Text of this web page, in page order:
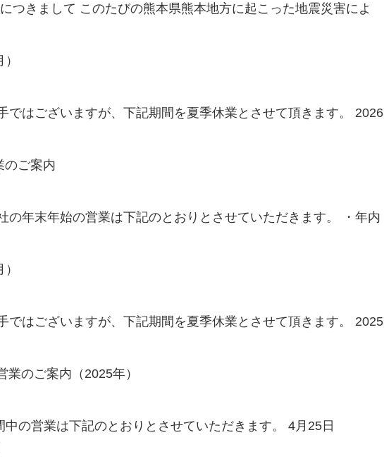
つきまして このたびの熊本県熊本地方に起こった地震災害によ
ではございますが、下記期間を夏季休業とさせて頂きます。 2026
のご案内
の年末年始の営業は下記のとおりとさせていただきます。 ・年内
ではございますが、下記期間を夏季休業とさせて頂きます。 2025
のご案内（2025年）
の営業は下記のとおりとさせていただきます。 4月25日